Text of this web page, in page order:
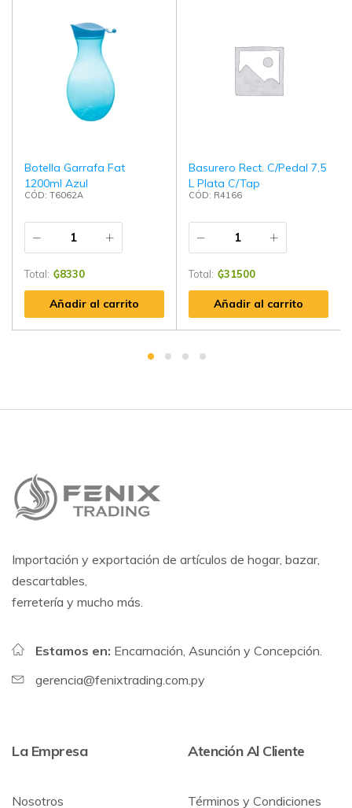
Botella Garrafa Fat
1200ml Azul
CÓD: T6062A
Total: ₲8330
Añadir al carrito
Basurero Rect. C/Pedal 7,5
L Plata C/Tap
CÓD: R4166
Total: ₲31500
Añadir al carrito
Importación y exportación de artículos de hogar, bazar,
descartables,
ferretería y mucho más.
Estamos en: Encarnación, Asunción y Concepción.
gerencia@fenixtrading.com.py
La Empresa
Nosotros
Atención Al Cliente
Términos y Condiciones